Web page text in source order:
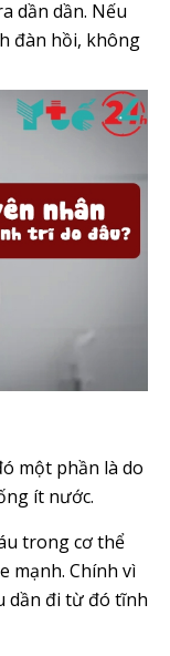
dần dần. Nếu
đàn hồi, không
một phần là do
ít nước.
trong cơ thể
mạnh. Chính vì
dần đi từ đó tĩnh